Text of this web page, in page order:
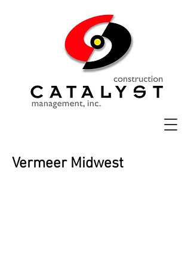
Vermeer Midwest